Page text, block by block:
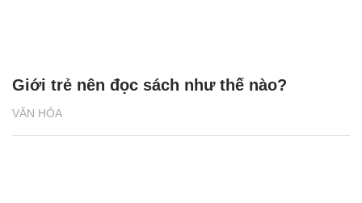
VĂN HÓA
Giới trẻ nên đọc sách như thế nào?